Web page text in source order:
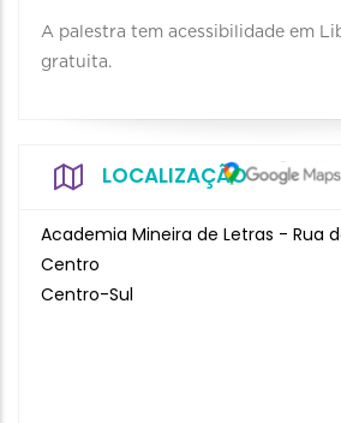
A palestra tem acessibilidade em
gratuita.
LOCALIZAÇÃO
Academia Mineira de Letras - Rua
Centro
Centro-Sul